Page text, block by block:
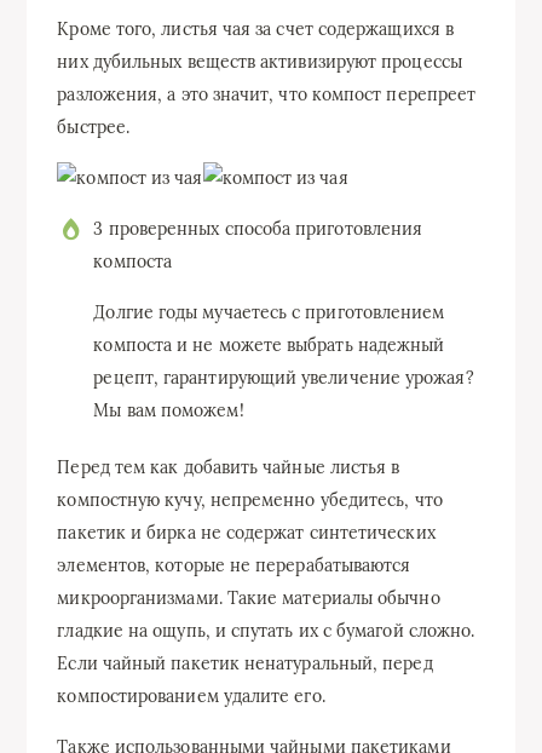
Кроме того, листья чая за счет содержащихся в
них дубильных веществ активизируют процессы
разложения, а это значит, что компост перепреет
быстрее.
3 проверенных способа приготовления
компоста
Долгие годы мучаетесь с приготовлением
компоста и не можете выбрать надежный
рецепт, гарантирующий увеличение урожая?
Мы вам поможем!
Перед тем как добавить чайные листья в
компостную кучу, непременно убедитесь, что
пакетик и бирка не содержат синтетических
элементов, которые не перерабатываются
микроорганизмами. Такие материалы обычно
гладкие на ощупь, и спутать их с бумагой сложно.
Если чайный пакетик ненатуральный, перед
компостированием удалите его.
Также использованными чайными пакетиками